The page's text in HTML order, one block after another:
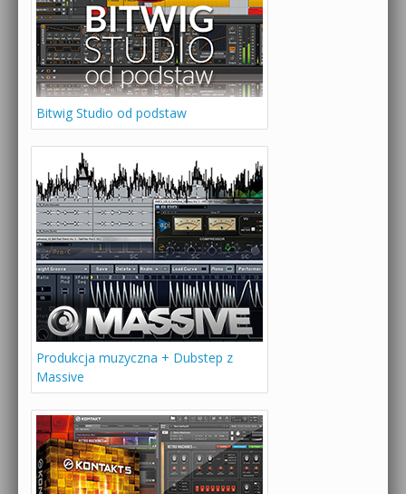
Bitwig Studio od podstaw
Produkcja muzyczna + Dubstep z
Massive